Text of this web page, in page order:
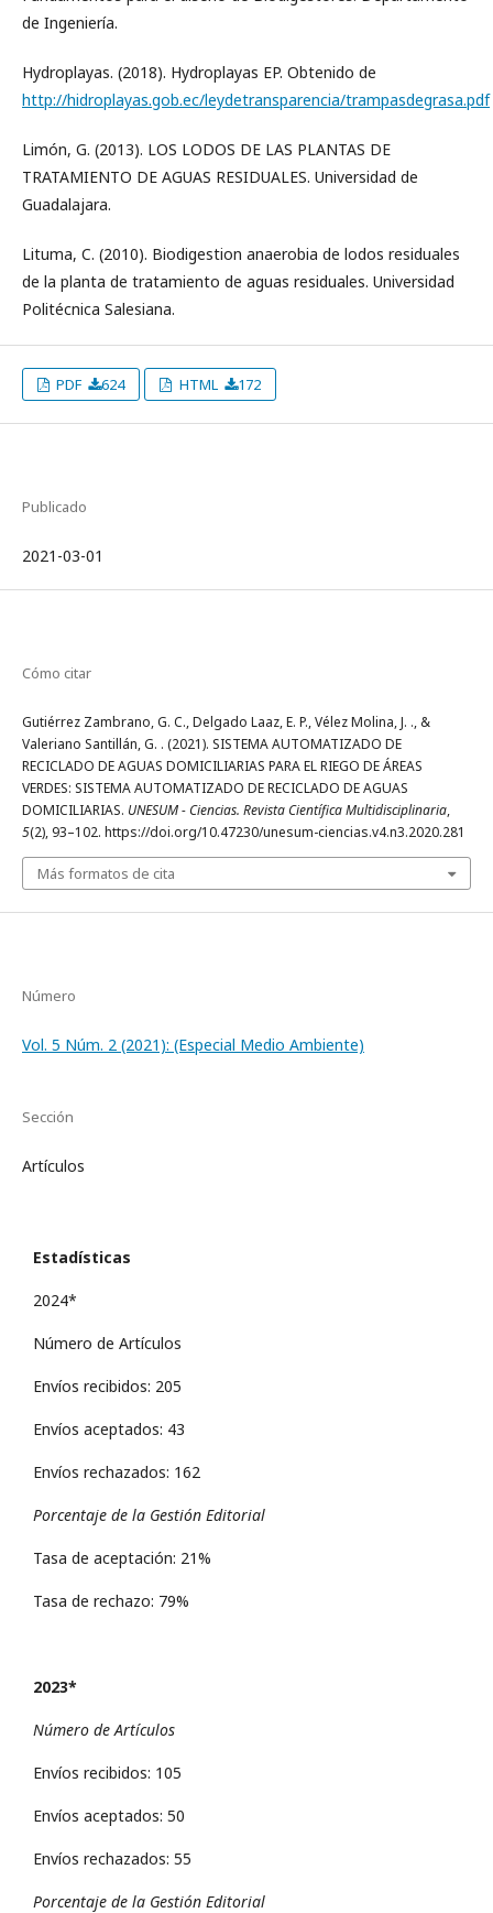
de Ingeniería.
Hydroplayas. (2018). Hydroplayas EP. Obtenido de
http://hidroplayas.gob.ec/leydetransparencia/trampasdegrasa.pdf
Limón, G. (2013). LOS LODOS DE LAS PLANTAS DE
TRATAMIENTO DE AGUAS RESIDUALES. Universidad de
Guadalajara.
Lituma, C. (2010). Biodigestion anaerobia de lodos residuales
de la planta de tratamiento de aguas residuales. Universidad
Politécnica Salesiana.
PDF 624 HTML 172
Publicado
2021-03-01
Cómo citar
Gutiérrez Zambrano, G. C., Delgado Laaz, E. P., Vélez Molina, J. ., &
Valeriano Santillán, G. . (2021). SISTEMA AUTOMATIZADO DE
RECICLADO DE AGUAS DOMICILIARIAS PARA EL RIEGO DE ÁREAS
VERDES: SISTEMA AUTOMATIZADO DE RECICLADO DE AGUAS
DOMICILIARIAS. UNESUM - Ciencias. Revista Científica Multidisciplinaria,
5(2), 93–102. https://doi.org/10.47230/unesum-ciencias.v4.n3.2020.281
Más formatos de cita
Número
Vol. 5 Núm. 2 (2021): (Especial Medio Ambiente)
Sección
Artículos
Estadísticas
2024*
Número de Artículos
Envíos recibidos: 205
Envíos aceptados: 43
Envíos rechazados: 162
Porcentaje de la Gestión Editorial
Tasa de aceptación: 21%
Tasa de rechazo: 79%
2023*
Número de Artículos
Envíos recibidos: 105
Envíos aceptados: 50
Envíos rechazados: 55
Porcentaje de la Gestión Editorial